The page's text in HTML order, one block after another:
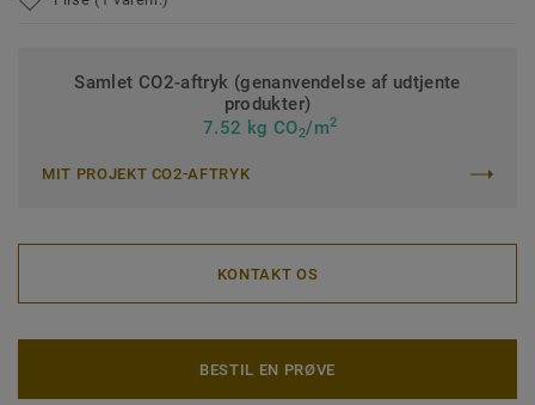
Samlet CO2-aftryk (genanvendelse af udtjente
produkter)
7.52 kg CO2/m2
MIT PROJEKT CO2-AFTRYK
KONTAKT OS
BESTIL EN PRØVE